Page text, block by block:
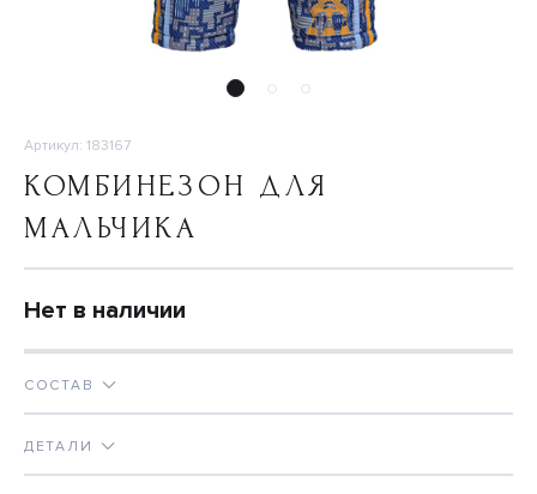
Артикул: 183167
КОМБИНЕЗОН ДЛЯ
МАЛЬЧИКА
Нет в наличии
СОСТАВ
ДЕТАЛИ